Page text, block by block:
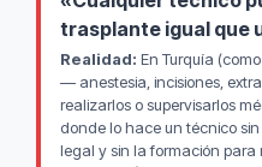
trasplante igual que
Realidad: En Turquía
— anestesia, incisiones,
realizarlos o supervisarlos
donde lo hace un técnico
legal y sin la formación para